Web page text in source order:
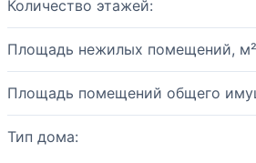
Количество этажей:
Площадь нежилых помещений,
Площадь помещений общего
Тип дома: